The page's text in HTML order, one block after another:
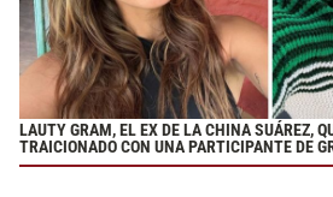
LAUTY GRAM, EL EX DE LA CHINA SUÁREZ,
TRAICIONADO CON UNA PARTICIPANTE DE